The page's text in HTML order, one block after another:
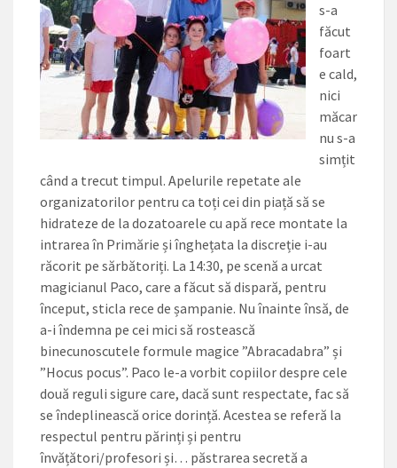
s-a
făcut
foart
e cald,
nici
măcar
nu s-a
simțit
când a trecut timpul. Apelurile repetate ale
organizatorilor pentru ca toți cei din piață să se
hidrateze de la dozatoarele cu apă rece montate la
intrarea în Primărie și înghețata la discreție i-au
răcorit pe sărbătoriți. La 14:30, pe scenă a urcat
magicianul Paco, care a făcut să dispară, pentru
început, sticla rece de șampanie. Nu înainte însă, de
a-i îndemna pe cei mici să rostească
binecunoscutele formule magice ”Abracadabra” și
”Hocus pocus”. Paco le-a vorbit copiilor despre cele
două reguli sigure care, dacă sunt respectate, fac să
se îndeplinească orice dorință. Acestea se referă la
respectul pentru părinți și pentru
învățători/profesori și… păstrarea secretă a